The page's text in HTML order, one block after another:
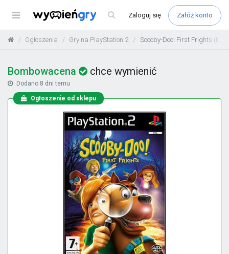
Menu Zaloguj się Załóż konto
Ogłoszenia Gry na PlayStation 2 Scooby-Doo! First Frights
Bombowacena chce wymienić
Dodano 8 dni temu
Ogłoszenie od sklepu